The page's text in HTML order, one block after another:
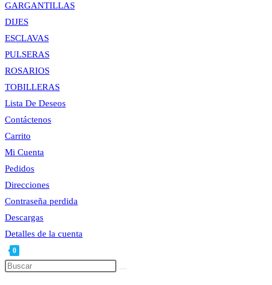
GARGANTILLAS
DIJES
ESCLAVAS
PULSERAS
ROSARIOS
TOBILLERAS
Lista De Deseos
Contáctenos
Carrito
Mi Cuenta
Pedidos
Direcciones
Contraseña perdida
Descargas
Detalles de la cuenta
0